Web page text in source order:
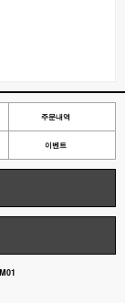
주문내역
이벤트